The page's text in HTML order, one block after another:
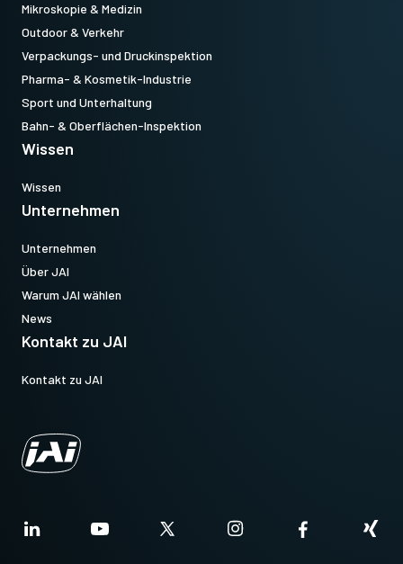
Mikroskopie & Medizin
Outdoor & Verkehr
Verpackungs- und Druckinspektion
Pharma- & Kosmetik-Industrie
Sport und Unterhaltung
Bahn- & Oberflächen-Inspektion
Wissen
Wissen
Unternehmen
Unternehmen
Über JAI
Warum JAI wählen
News
Kontakt zu JAI
Kontakt zu JAI